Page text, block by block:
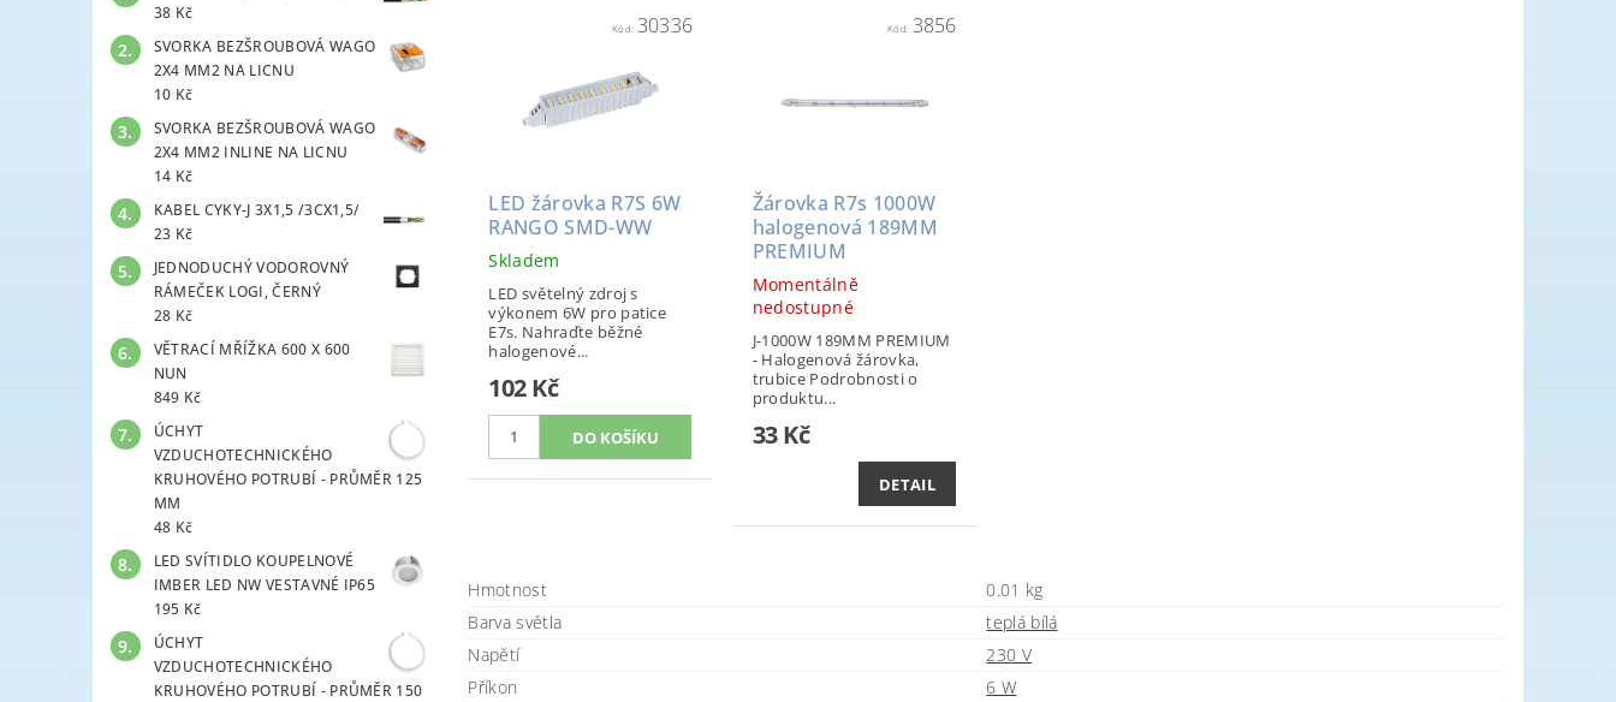
38 Kč
SVORKA BEZŠROUBOVÁ WAGO
2X4 MM2 NA LICNU
10 Kč
SVORKA BEZŠROUBOVÁ WAGO
2X4 MM2 INLINE NA LICNU
14 Kč
KABEL CYKY-J 3X1,5 /3CX1,5/
23 Kč
JEDNODUCHÝ VODOROVNÝ
RÁMEČEK LOGI, ČERNÝ
28 Kč
VĚTRACÍ MŘÍŽKA 600 X 600
NUN
849 Kč
ÚCHYT
VZDUCHOTECHNICKÉHO
KRUHOVÉHO POTRUBÍ - PRŮMĚR 125
MM
48 Kč
LED SVÍTIDLO KOUPELNOVÉ
IMBER LED NW VESTAVNÉ IP65
195 Kč
ÚCHYT
VZDUCHOTECHNICKÉHO
KRUHOVÉHO POTRUBÍ - PRŮMĚR 150
Kód: 30336
LED žárovka R7S 6W
RANGO SMD-WW
Skladem
LED světelný zdroj s
výkonem 6W pro patice
E7s. Nahraďte běžné
halogenové...
102 Kč
Kód: 3856
Žárovka R7s 1000W
halogenová 189MM
PREMIUM
Momentálně
nedostupné
J-1000W 189MM PREMIUM
- Halogenová žárovka,
trubice Podrobnosti o
produktu...
33 Kč
DETAIL
Hmotnost
0.01 kg
Barva světla
teplá bílá
Napětí
230 V
Příkon
6 W